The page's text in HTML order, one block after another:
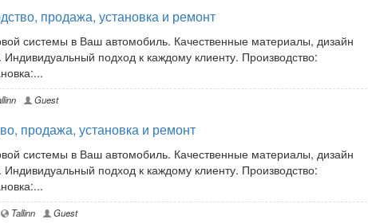
продажа, установка и ремонт
системы в Ваш автомобиль. Качественные материалы, дизайн
подход к каждому клиенту. Производство:
Guest
продажа, установка и ремонт
системы в Ваш автомобиль. Качественные материалы, дизайн
подход к каждому клиенту. Производство:
Tallinn Guest